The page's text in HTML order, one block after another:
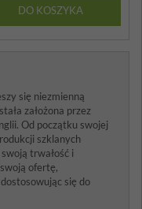
DO KOSZYKA
się niezmienną
założona przez
Od początku swojej
szklanych
trwałość i
ofertę,
się do